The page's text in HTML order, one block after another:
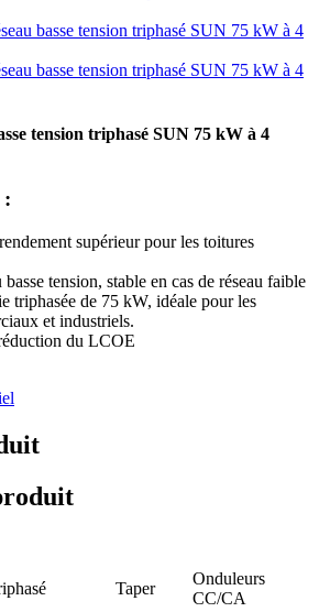
tension triphasé SUN 75 kW à 4
:
supérieur pour les toitures
basse tension, stable en cas de réseau faible
triphasée de 75 kW, idéale pour les
et industriels.
du LCOE
Taper
Onduleurs
CC/CA